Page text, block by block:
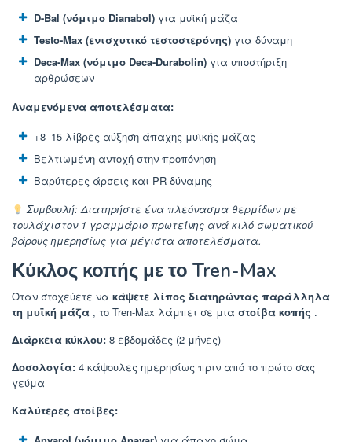
D-Bal (νόμιμο Dianabol) για μυϊκή μάζα
Testo-Max (ενισχυτικό τεστοστερόνης) για δύναμη
Deca-Max (νόμιμο Deca-Durabolin) για υποστήριξη
αρθρώσεων
Αναμενόμενα αποτελέσματα:
+8–15 λίβρες αύξηση άπαχης μυϊκής μάζας
Βελτιωμένη αντοχή στην προπόνηση
Βαρύτερες άρσεις και PR δύναμης
Συμβουλή: Διατηρήστε ένα πλεόνασμα θερμίδων με
τουλάχιστον 1 γραμμάριο πρωτεΐνης ανά κιλό σωματικού
βάρους ημερησίως για μέγιστα αποτελέσματα.
Κύκλος κοπής με το Tren-Max
Όταν στοχεύετε να κάψετε λίπος διατηρώντας παράλληλα
τη μυϊκή μάζα , το Tren-Max λάμπει σε μια στοίβα κοπής .
Διάρκεια κύκλου: 8 εβδομάδες (2 μήνες)
Δοσολογία: 4 κάψουλες ημερησίως πριν από το πρώτο σας
γεύμα
Καλύτερες στοίβες: